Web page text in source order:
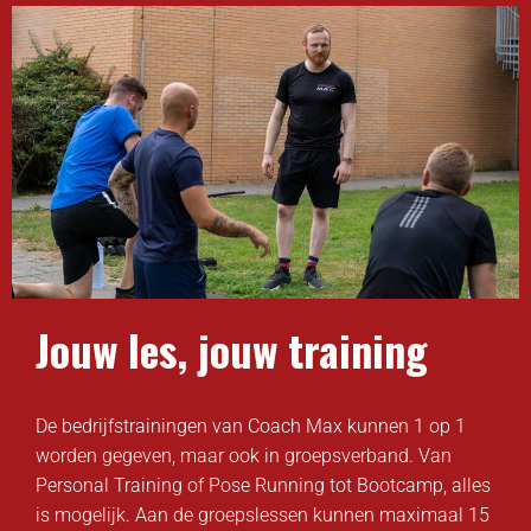
Jouw les, jouw training
De bedrijfstrainingen van Coach Max kunnen 1 op 1
worden gegeven, maar ook in groepsverband. Van
Personal Training of Pose Running tot Bootcamp, alles
is mogelijk. Aan de groepslessen kunnen maximaal 15